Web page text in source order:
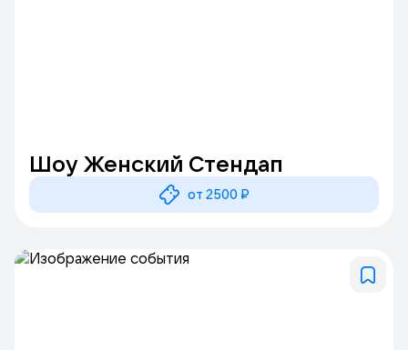
Шоу Женский Стендап
от 2500 ₽